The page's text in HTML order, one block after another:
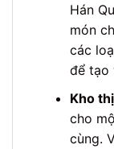
Hán
món
các
để tạo
Kho
cho
cùng.